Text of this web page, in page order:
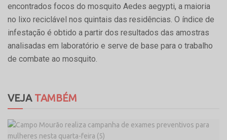
encontrados focos do mosquito Aedes aegypti, a maioria
no lixo reciclável nos quintais das residências. O índice de
infestação é obtido a partir dos resultados das amostras
analisadas em laboratório e serve de base para o trabalho
de combate ao mosquito.
VEJATAMBÉM